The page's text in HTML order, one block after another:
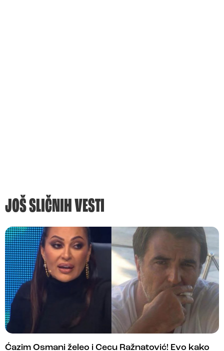
JOŠ SLIČNIH VESTI
Ćazim Osmani želeo i Cecu Ražnatović! Evo kako